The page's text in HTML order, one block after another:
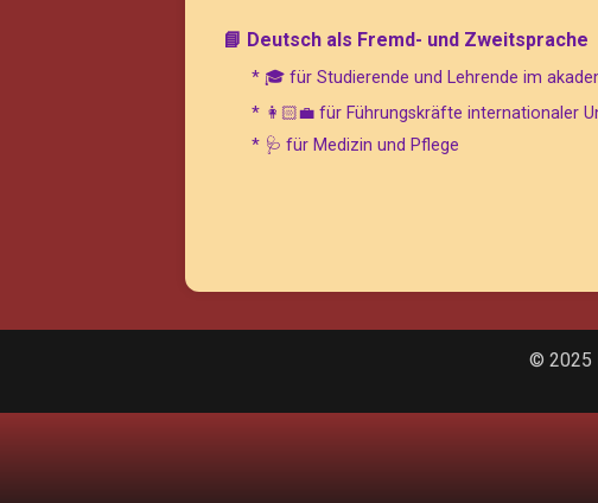
📘 Deutsch als Fremd- und Zweitsprache
* 🎓 für Studierende und Lehrende im
* 👩🏻‍💼 für Führungskräfte internationaler
* 🩺 für Medizin und Pflege
© 2025